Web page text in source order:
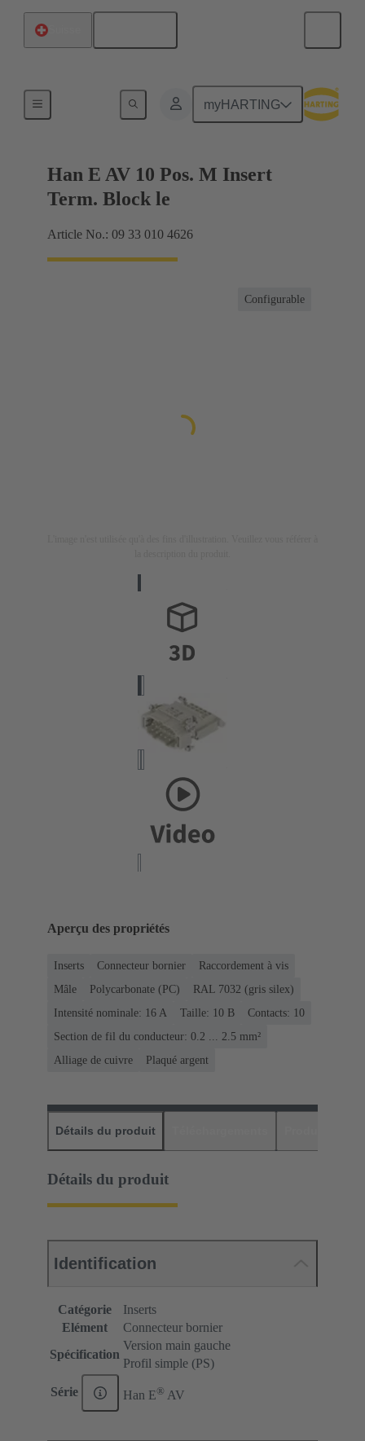
myHARTING
Connecteur bornier
Han E AV 10 Pos. M Insert
Term. Block le
Article No.: 09 33 010 4626
Configurable
Aperçu des propriétés
Inserts Connecteur bornier
Raccordement à vis
Mâle
Polycarbonate (PC)
RAL 7032 (gris silex)
Intensité nominale: ‌16 A
Taille: 10 B
Contacts: 10
Section de fil du conducteur: 0.2 ... 2.5 mm²
Alliage de cuivre
Plaqué argent
Détails du produit
Détails du produit
Identification
Catégorie
Inserts
Elément
Connecteur bornier
Spécification
Version main gauche
Profil simple (PS)
Série Han E® AV